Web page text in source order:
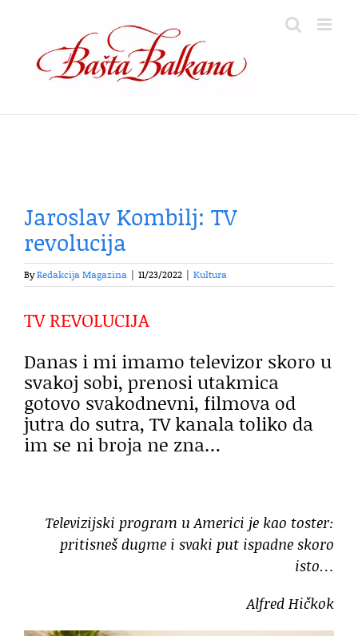
content
Jaroslav Kombilj: TV
revolucija
ByRedakcija Magazina 11/23/2022 Kultura
TV REVOLUCIJA
Danas i mi imamo televizor skoro u
svakoj sobi, prenosi utakmica
gotovo svakodnevni, filmova od
jutra do sutra, TV kanala toliko da
im se ni broja ne zna…
Televizijski program u Americi je kao toster:
pritisneš dugme i svaki put ispadne skoro
isto…
Alfred Hičkok